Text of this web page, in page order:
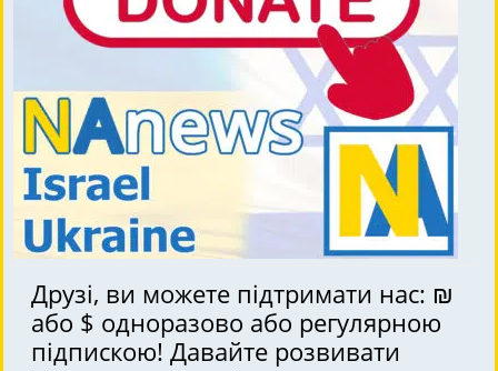
Друзі, ви можете підтримати нас: ₪
або $ одноразово або регулярною
підпискою! Давайте розвивати